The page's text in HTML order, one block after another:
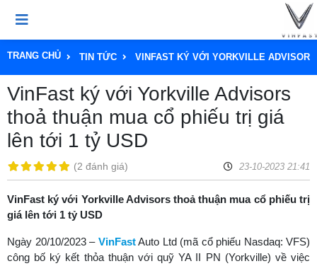
TRANG CHỦ TIN TỨC VINFAST KÝ VỚI YORKVILLE
VinFast ký với Yorkville Advisors
thoả thuận mua cổ phiếu trị giá
lên tới 1 tỷ USD
(2 đánh giá) 23-10-2023 21:41
VinFast ký với Yorkville Advisors thoả thuận mua cổ phiếu trị
giá lên tới 1 tỷ USD
Ngày 20/10/2023 – VinFastAuto Ltd (mã cổ phiếu Nasdaq: VFS)
công bố ký kết thỏa thuận với quỹ YA II PN (Yorkville) về việc